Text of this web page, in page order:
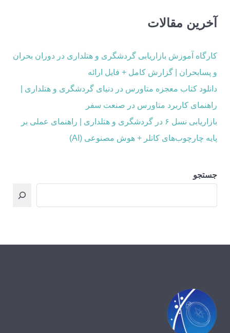
آخرین مقالات
کارگاه آموزش بازاریابی گردشگری و هتلداری در دوران بحران
و پسابحران | گزارش کامل + فایل ارائه
دانلود کتاب معجزه متاورس در دنیای گردشگری و هتلداری |
راهنمای کاربرد متاورس در صنعت سفر
بازاریابی نسل ۶ در گردشگری و هتلداری | راهنمای عملی بر
پایه چارچوب‌های کاتلر + هوش مصنوعی (AI)
جستجو